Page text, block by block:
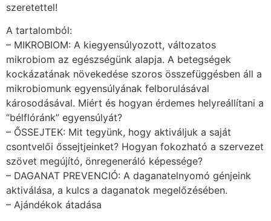
szeretettel!
A tartalomból:
– MIKROBIOM: A kiegyensúlyozott, változatos
mikrobiom az egészségünk alapja. A betegségek
kockázatának növekedése szoros összefüggésben áll a
mikrobiomunk egyensúlyának felborulásával
károsodásával. Miért és hogyan érdemes helyreállítani a
“bélflóránk” egyensúlyát?
– ŐSSEJTEK: Mit tegyünk, hogy aktiváljuk a saját
csontvelői őssejtjeinket? Hogyan fokozható a szervezet
szövet megújító, önregeneráló képessége?
– DAGANAT PREVENCIÓ: A daganatelnyomó génjeink
aktiválása, a kulcs a daganatok megelőzésében.
– Ajándékok átadása